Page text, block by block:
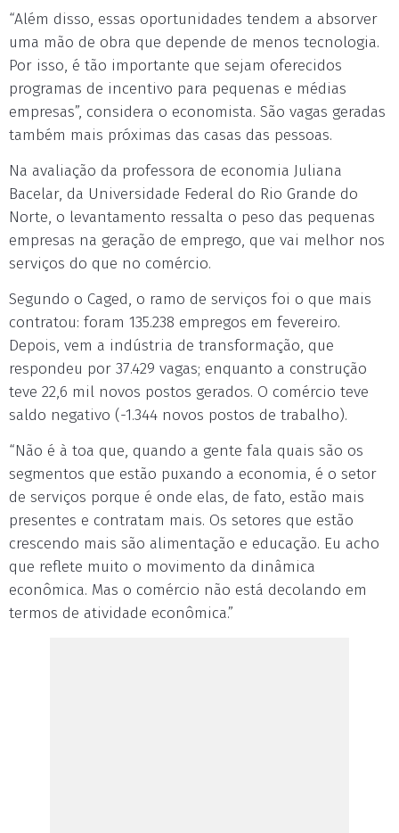
“Além disso, essas oportunidades tendem a absorver
uma mão de obra que depende de menos tecnologia.
Por isso, é tão importante que sejam oferecidos
programas de incentivo para pequenas e médias
empresas”, considera o economista. São vagas geradas
também mais próximas das casas das pessoas.
Na avaliação da professora de economia Juliana
Bacelar, da Universidade Federal do Rio Grande do
Norte, o levantamento ressalta o peso das pequenas
empresas na geração de emprego, que vai melhor nos
serviços do que no comércio.
Segundo o Caged, o ramo de serviços foi o que mais
contratou: foram 135.238 empregos em fevereiro.
Depois, vem a indústria de transformação, que
respondeu por 37.429 vagas; enquanto a construção
teve 22,6 mil novos postos gerados. O comércio teve
saldo negativo (-1.344 novos postos de trabalho).
“Não é à toa que, quando a gente fala quais são os
segmentos que estão puxando a economia, é o setor
de serviços porque é onde elas, de fato, estão mais
presentes e contratam mais. Os setores que estão
crescendo mais são alimentação e educação. Eu acho
que reflete muito o movimento da dinâmica
econômica. Mas o comércio não está decolando em
termos de atividade econômica.”